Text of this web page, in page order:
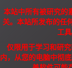
本站中所有被研究的
关。本站所发布的任
工
仅限用于学习和研
内，从您的电脑中彻